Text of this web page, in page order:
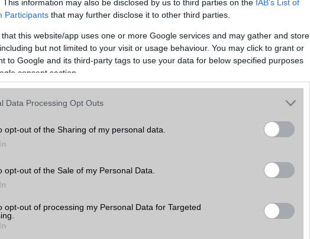
This information may also be disclosed by us to third parties on the IAB’s List of
Participants that may further disclose it to other third parties.
that this website/app uses one or more Google services and may gather and store
but not limited to your visit or usage behaviour. You may click to grant or
to Google and its third-party tags to use your data for below specified purposes
consent section.
Data Processing Opt Outs
opt-out of the Sharing of my personal data.
opt-out of the Sale of my Personal Data.
opt-out of processing my Personal Data for Targeted
II
II
Min. memória
Min. háttértár 4 GB
Memória bővíthetőség T-Flash/microSD
ADATCSERE
GPRS
EDGE
EMS/E-mail